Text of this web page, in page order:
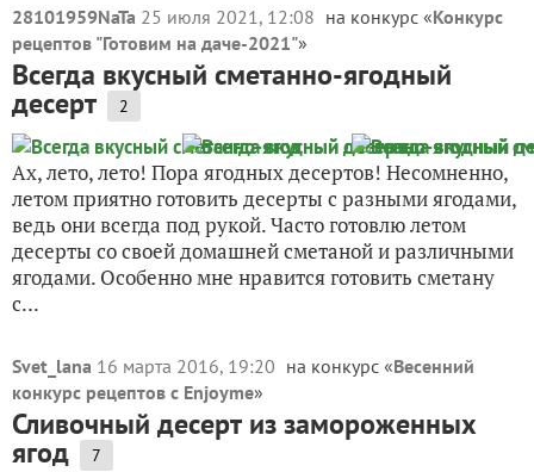
28101959NaTa 25 июля 2021, 12:08 на конкурс «Конкурс
рецептов "Готовим на даче-2021"»
Всегда вкусный сметанно-ягодный
десерт 2
Ах, лето, лето! Пора ягодных десертов! Несомненно,
летом приятно готовить десерты с разными ягодами,
ведь они всегда под рукой. Часто готовлю летом
десерты со своей домашней сметаной и различными
ягодами. Особенно мне нравится готовить сметану
с...
Svet_lana 16 марта 2016, 19:20 на конкурс «Весенний
конкурс рецептов с Enjoyme»
Сливочный десерт из замороженных
ягод 7